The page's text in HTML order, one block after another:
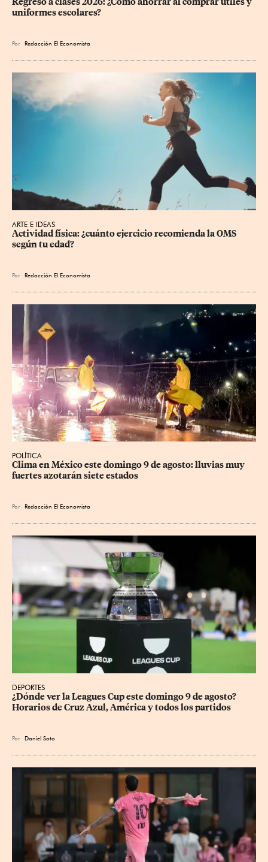
uniformes escolares?
Por Redacción El Economista
ARTE E IDEAS
Actividad física: ¿cuánto ejercicio recomienda la OMS
según tu edad?
Por Redacción El Economista
POLÍTICA
Clima en México este domingo 9 de agosto: lluvias muy
fuertes azotarán siete estados
Por Redacción El Economista
DEPORTES
¿Dónde ver la Leagues Cup este domingo 9 de agosto?
Horarios de Cruz Azul, América y todos los partidos
Por Daniel Soto